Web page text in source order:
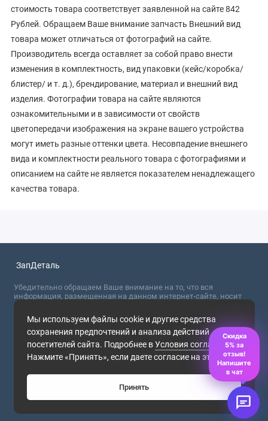
стоимость товара соответствует заявленной на сайте 842
Рублей. Обращаем Ваше внимание запчасть Внешний вид
товара может отличаться от фотографий на сайте.
Производитель всегда оставляет за собой право внести
изменения в комплектность, вид упаковки (кейс/коробка/
блистер/ и т. д.), брендирование, материал и внешний вид
изделия. Фотографии товара на сайте являются
ознакомительными и в зависимости от свойств
цветопередачи изображения на экране вашего устройства
могут иметь разные оттенки цвета. Несовпадение внешнего
вида и комплектности реального товара с фотографиями и
описанием на сайте не является показателем ненадлежащего
качества товара.
Мы используем файлы cookie и другие средства
сохранения предпочтений и анализа действий
посетителей сайта. Подробнее вУсловия соглашения.
Нажмите «Принять», если даете согласие на это.
Принять
ЗапДеталь
Убедительно обращаем Ваше внимание на то, что вся
информация, размещенная на данном интернет-сайте, носит
сугубо информационный характер и не являются публичной
офертой, определяемой положениями Статьи 437 (2) ГК РФ. Для
получения точной информации о стоимости товаров,
пожалуйста, обращайтесь в ближайший офис продаж.
2026
Скидка
5% за
отзыв!
Напишите
в чат